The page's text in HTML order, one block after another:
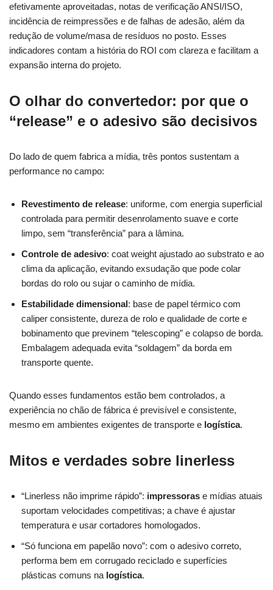
efetivamente aproveitadas, notas de verificação ANSI/ISO,
incidência de reimpressões e de falhas de adesão, além da
redução de volume/masa de resíduos no posto. Esses
indicadores contam a história do ROI com clareza e facilitam a
expansão interna do projeto.
O olhar do convertedor: por que o
“release” e o adesivo são decisivos
Do lado de quem fabrica a mídia, três pontos sustentam a
performance no campo:
Revestimento de release: uniforme, com energia superficial
controlada para permitir desenrolamento suave e corte
limpo, sem “transferência” para a lâmina.
Controle de adesivo: coat weight ajustado ao substrato e ao
clima da aplicação, evitando exsudação que pode colar
bordas do rolo ou sujar o caminho de mídia.
Estabilidade dimensional: base de papel térmico com
caliper consistente, dureza de rolo e qualidade de corte e
bobinamento que previnem “telescoping” e colapso de borda.
Embalagem adequada evita “soldagem” da borda em
transporte quente.
Quando esses fundamentos estão bem controlados, a
experiência no chão de fábrica é previsível e consistente,
mesmo em ambientes exigentes de transporte e logística.
Mitos e verdades sobre linerless
“Linerless não imprime rápido”: impressoras e mídias atuais
suportam velocidades competitivas; a chave é ajustar
temperatura e usar cortadores homologados.
“Só funciona em papelão novo”: com o adesivo correto,
performa bem em corrugado reciclado e superfícies
plásticas comuns na logística.